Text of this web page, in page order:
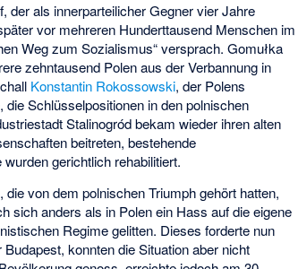
der als innerparteilicher Gegner vier Jahre
vor mehreren Hunderttausend Menschen im
Weg zum Sozialismus“ versprach. Gomułka
zehntausend Polen aus der Verbannung in
Konstantin Rokossowski, der Polens
Schlüsselpositionen in den polnischen
Stalinogród bekam wieder ihren alten
beitreten, bestehende
gerichtlich rehabilitiert.
die von dem polnischen Triumph gehört hatten,
sich anders als in Polen ein Hass auf die eigene
Regime gelitten. Dieses forderte nun
konnten die Situation aber nicht